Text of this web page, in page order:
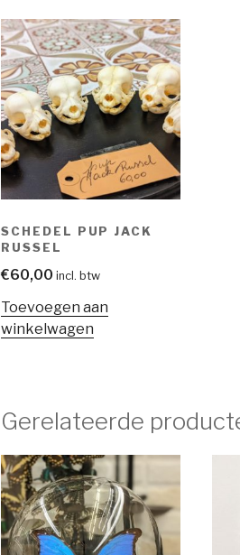
SCHEDEL PUP JACK
RUSSEL
€60,00 incl. btw
Toevoegen aan
winkelwagen
Gerelateerde